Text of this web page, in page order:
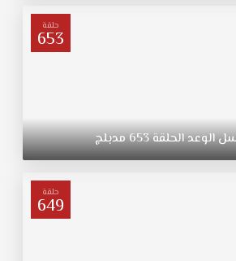
حلقة
653
الوعدالحلقة653مدبلج
حلقة
649